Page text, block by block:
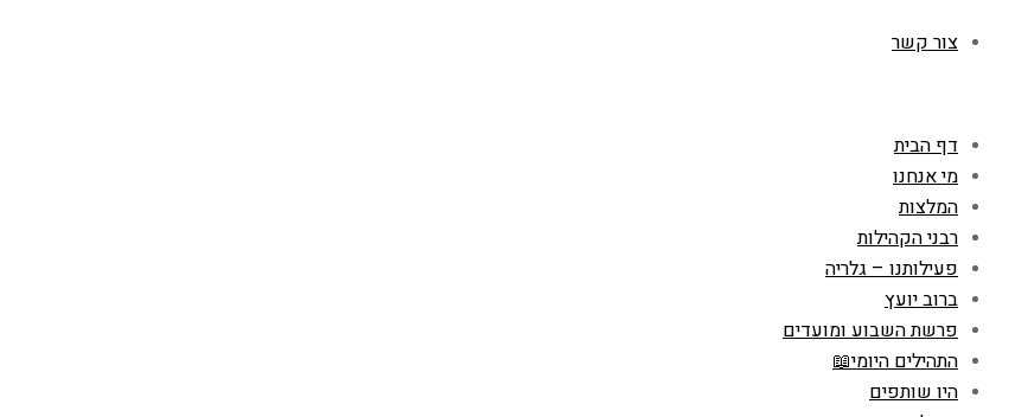
צור קשר
דף הבית
מי אנחנו
המלצות
רבני הקהילות
פעילותנו – גלריה
ברוב יועץ
פרשת השבוע ומועדים
התהילים היומי📖
היו שותפים